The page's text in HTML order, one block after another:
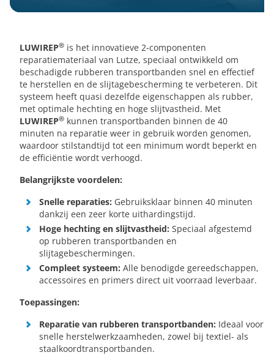
LUWIREP® is het innovatieve 2-componenten
reparatiemateriaal van Lutze, speciaal ontwikkeld om
beschadigde rubberen transportbanden snel en effectief
te herstellen en de slijtagebescherming te verbeteren. Dit
systeem heeft quasi dezelfde eigenschappen als rubber,
met optimale hechting en hoge slijtvastheid. Met
LUWIREP® kunnen transportbanden binnen de 40
minuten na reparatie weer in gebruik worden genomen,
waardoor stilstandtijd tot een minimum wordt beperkt en
de efficiëntie wordt verhoogd.
Belangrijkste voordelen:
Snelle reparaties: Gebruiksklaar binnen 40 minuten
dankzij een zeer korte uithardingstijd.
Hoge hechting en slijtvastheid: Speciaal afgestemd
op rubberen transportbanden en
slijtagebeschermingen.
Compleet systeem: Alle benodigde gereedschappen,
accessoires en primers direct uit voorraad leverbaar.
Toepassingen:
Reparatie van rubberen transportbanden: Ideaal voor
snelle herstelwerkzaamheden, zowel bij textiel- als
staalkoordtransportbanden.